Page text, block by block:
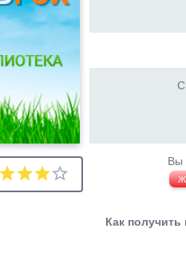
Вы
Как получить